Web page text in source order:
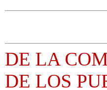
DE LA
DE LOS